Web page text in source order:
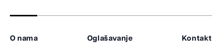
O nama Oglašavanje Kontakt